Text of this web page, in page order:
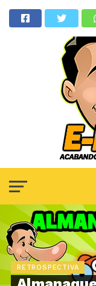
RETROSPECTIVA